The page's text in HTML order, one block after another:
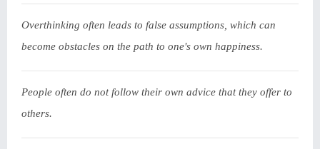
Overthinking often leads to false assumptions, which can
become obstacles on the path to one's own happiness.
People often do not follow their own advice that they offer to
others.